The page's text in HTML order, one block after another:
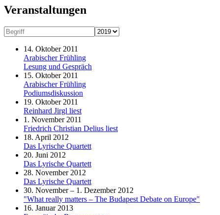
Veranstaltungen
14. Oktober 2011
Arabischer Frühling
Lesung und Gespräch
15. Oktober 2011
Arabischer Frühling
Podiumsdiskussion
19. Oktober 2011
Reinhard Jirgl liest
1. November 2011
Friedrich Christian Delius liest
18. April 2012
Das Lyrische Quartett
20. Juni 2012
Das Lyrische Quartett
28. November 2012
Das Lyrische Quartett
30. November – 1. Dezember 2012
"What really matters – The Budapest Debate on Europe"
16. Januar 2013